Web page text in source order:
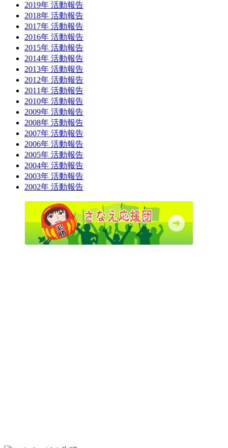
2019年 活動報告
2018年 活動報告
2017年 活動報告
2016年 活動報告
2015年 活動報告
2014年 活動報告
2013年 活動報告
2012年 活動報告
2011年 活動報告
2010年 活動報告
2009年 活動報告
2008年 活動報告
2007年 活動報告
2006年 活動報告
2005年 活動報告
2004年 活動報告
2003年 活動報告
2002年 活動報告